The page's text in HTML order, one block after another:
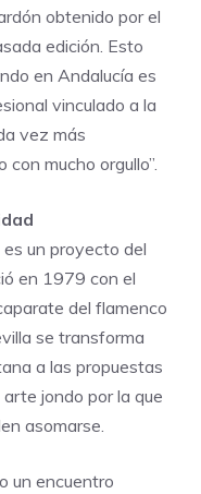
obtenido por el
edición. Esto
en Andalucía es
vinculado a la
vez más
mucho orgullo”.
un proyecto del
en 1979 con el
del flamenco
se transforma
a las propuestas
jondo por la que
asomarse.
un encuentro